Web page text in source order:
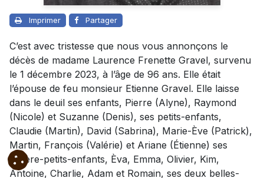
Imprimer Partager
C’est avec tristesse que nous vous annonçons le
décès de madame Laurence Frenette Gravel, survenu
le 1 décembre 2023, à l’âge de 96 ans. Elle était
l’épouse de feu monsieur Etienne Gravel. Elle laisse
dans le deuil ses enfants, Pierre (Alyne), Raymond
(Nicole) et Suzanne (Denis), ses petits-enfants,
Claudie (Martin), David (Sabrina), Marie-Ève (Patrick),
Martin, François (Valérie) et Ariane (Étienne) ses
arrière-petits-enfants, Èva, Emma, Olivier, Kim,
Antoine, Charlie, Adam et Romain, ses deux belles-